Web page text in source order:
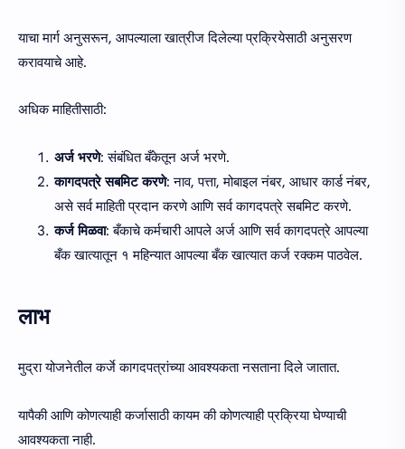
याचा मार्ग अनुसरून, आपल्याला खात्रीज दिलेल्या प्रक्रियेसाठी अनुसरण
करावयाचे आहे.
अधिक माहितीसाठी:
अर्ज भरणे: संबंधित बँकेतून अर्ज भरणे.
कागदपत्रे सबमिट करणे: नाव, पत्ता, मोबाइल नंबर, आधार कार्ड नंबर,
असे सर्व माहिती प्रदान करणे आणि सर्व कागदपत्रे सबमिट करणे.
कर्ज मिळवा: बँकाचे कर्मचारी आपले अर्ज आणि सर्व कागदपत्रे आपल्या
बँक खात्यातून १ महिन्यात आपल्या बँक खात्यात कर्ज रक्कम पाठवेल.
लाभ
मुद्रा योजनेतील कर्जे कागदपत्रांच्या आवश्यकता नसताना दिले जातात.
यापैकी आणि कोणत्याही कर्जासाठी कायम की कोणत्याही प्रक्रिया घेण्याची
आवश्यकता नाही.